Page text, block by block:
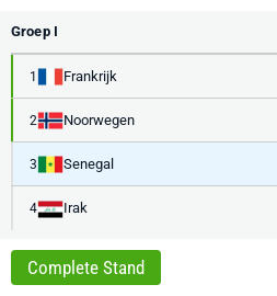
Groep I
1 Frankrijk
2 Noorwegen
3 Senegal
4 Irak
Complete Stand